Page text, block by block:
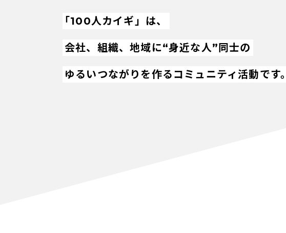
「100人カイギ」は、
会社、組織、地域に“身近な人”同士の
ゆるいつながりを作るコミュニティ活動です。